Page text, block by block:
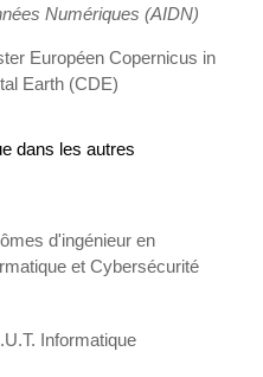
Numériques (AIDN)
Européen Copernicus in
Earth (CDE)
dans les autres
d'ingénieur en
et Cybersécurité
Informatique